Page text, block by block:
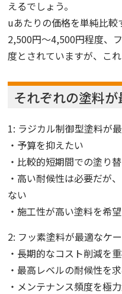
えるでしょう。
uあたりの価格を単純比
2,500円〜4,500円程度、
度とされていますが、こ
それぞれの塗料
1: ラジカル制御型塗料が
・予算を抑えたい
・比較的短期間での塗り
・高い耐候性は必要だが
ない
・施工性が高い塗料を希
2: フッ素塗料が最適なケー
・長期的なコスト削減を
・最高レベルの耐候性を
・メンテナンス頻度を極